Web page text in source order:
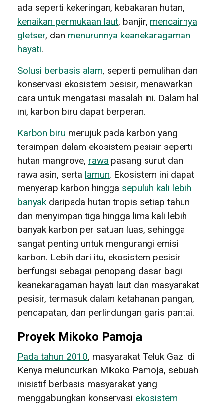
ada seperti kekeringan, kebakaran hutan,
kenaikan permukaan laut, banjir, mencairnya
gletser, dan menurunnya keanekaragaman
hayati.
Solusi berbasis alam, seperti pemulihan dan
konservasi ekosistem pesisir, menawarkan
cara untuk mengatasi masalah ini. Dalam hal
ini, karbon biru dapat berperan.
Karbon biru merujuk pada karbon yang
tersimpan dalam ekosistem pesisir seperti
hutan mangrove, rawa pasang surut dan
rawa asin, serta lamun. Ekosistem ini dapat
menyerap karbon hingga sepuluh kali lebih
banyak daripada hutan tropis setiap tahun
dan menyimpan tiga hingga lima kali lebih
banyak karbon per satuan luas, sehingga
sangat penting untuk mengurangi emisi
karbon. Lebih dari itu, ekosistem pesisir
berfungsi sebagai penopang dasar bagi
keanekaragaman hayati laut dan masyarakat
pesisir, termasuk dalam ketahanan pangan,
pendapatan, dan perlindungan garis pantai.
Proyek Mikoko Pamoja
Pada tahun 2010, masyarakat Teluk Gazi di
Kenya meluncurkan Mikoko Pamoja, sebuah
inisiatif berbasis masyarakat yang
menggabungkan konservasi ekosistem